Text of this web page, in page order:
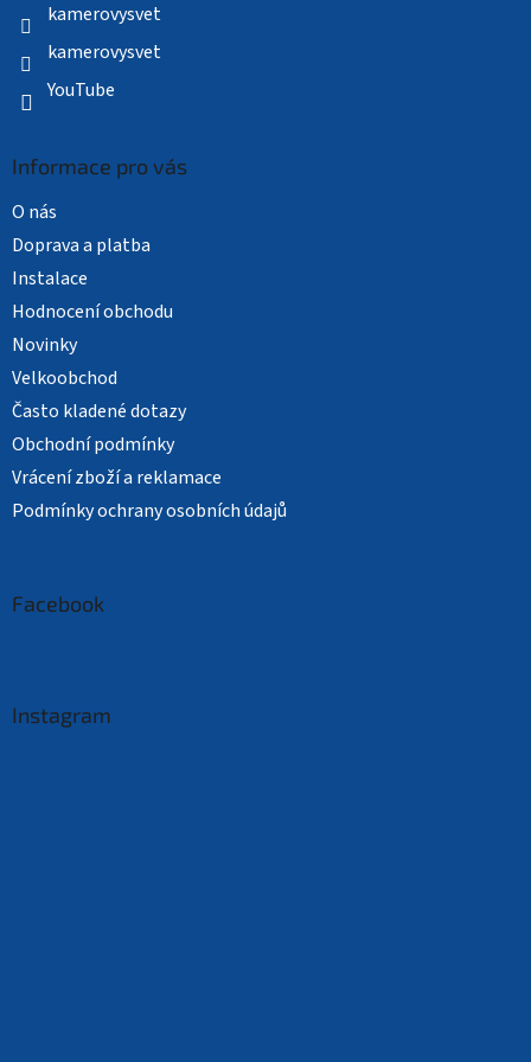
kamerovysvet
kamerovysvet
YouTube
Informace pro vás
O nás
Doprava a platba
Instalace
Hodnocení obchodu
Novinky
Velkoobchod
Často kladené dotazy
Obchodní podmínky
Vrácení zboží a reklamace
Podmínky ochrany osobních údajů
Facebook
Instagram